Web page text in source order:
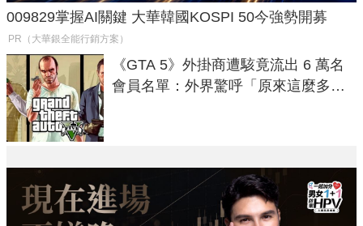
009829掌握AI關鍵 大華韓國KOSPI 50今強勢開募
PR（大華銀全能行銷方案）
《GTA 5》外掛商遭駭竟流出 6 萬名
會員名單：外界驚呼「原來這麼多人